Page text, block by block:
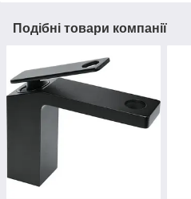
Подібні товари компанії